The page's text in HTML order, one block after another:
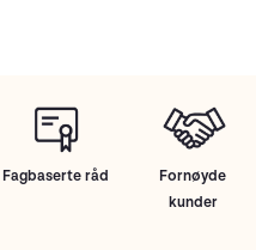
Fagbaserte råd
Fornøyde
kunder